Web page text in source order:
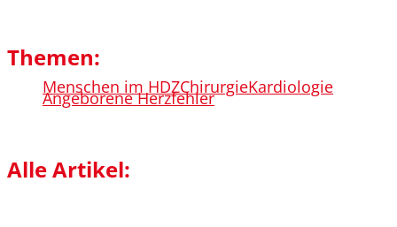
Themen:
Menschen im HDZChirurgieKardiologie
Angeborene Herzfehler
Alle Artikel: